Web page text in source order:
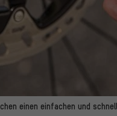
einen einfachen und